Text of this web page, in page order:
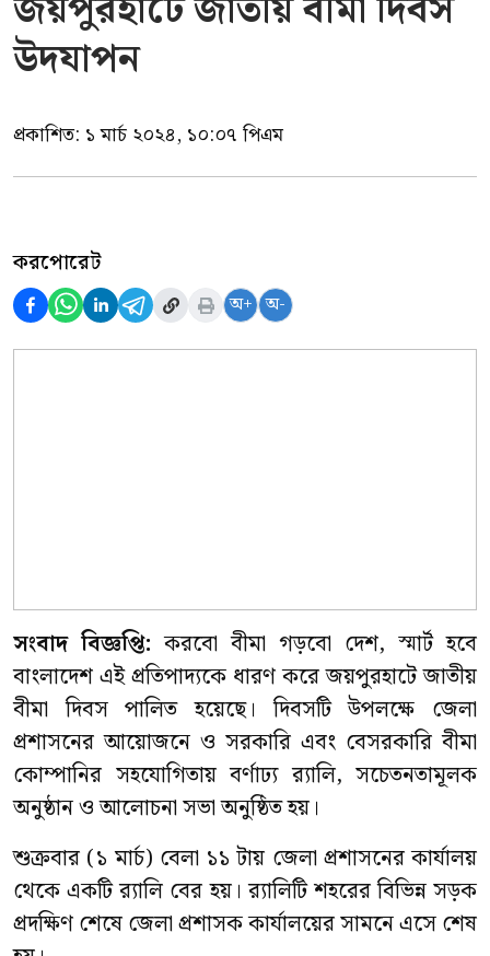
উদযাপন
প্রকাশিত: ১ মার্চ ২০২৪, ১০:০৭ পিএম
করপোরেট
অ+ অ-
সংবাদ বিজ্ঞপ্তি: করবো বীমা গড়বো দেশ, স্মার্ট হবে
বাংলাদেশ এই প্রতিপাদ্যকে ধারণ করে জয়পুরহাটে জাতীয়
বীমা দিবস পালিত হয়েছে। দিবসটি উপলক্ষে জেলা
প্রশাসনের আয়োজনে ও সরকারি এবং বেসরকারি বীমা
কোম্পানির সহযোগিতায় বর্ণাঢ্য র‌্যালি, সচেতনতামূলক
অনুষ্ঠান ও আলোচনা সভা অনুষ্ঠিত হয়।
শুক্রবার (১ মার্চ) বেলা ১১ টায় জেলা প্রশাসনের কার্যালয়
থেকে একটি র‌্যালি বের হয়। র‌্যালিটি শহরের বিভিন্ন সড়ক
প্রদক্ষিণ শেষে জেলা প্রশাসক কার্যালয়ের সামনে এসে শেষ